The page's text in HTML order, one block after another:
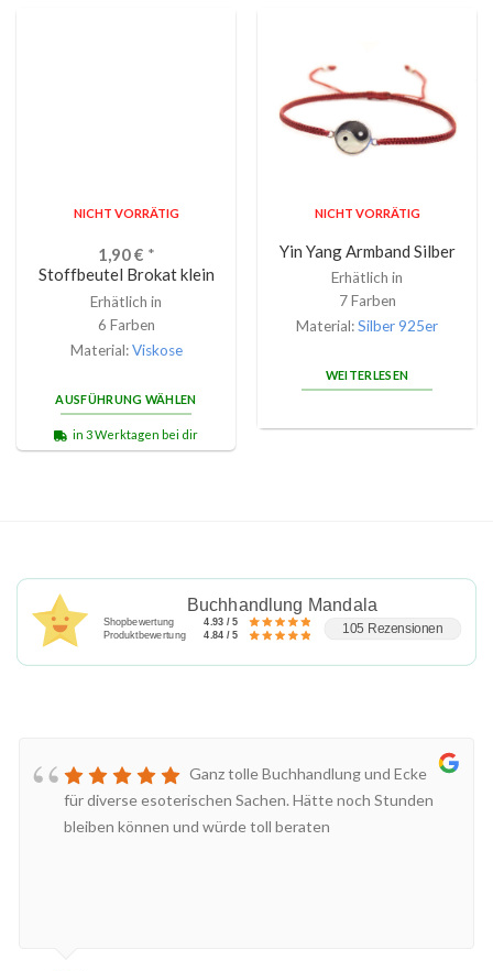
NICHT VORRÄTIG
1,90€ *
Stoffbeutel Brokat klein
Erhätlich in
6 Farben
Material:Viskose
AUSFÜHRUNG WÄHLEN
in 3 Werktagen bei dir
NICHT VORRÄTIG
Yin Yang Armband Silber
Erhätlich in
7 Farben
Material:Silber 925er
WEITERLESEN
Buchhandlung Mandala
Shopbewertung
4.93 / 5
Produktbewertung
4.84 / 5 105 Rezensionen
Ganz tolle Buchhandlung und Ecke
für diverse esoterischen Sachen. Hätte noch Stunden
bleiben können und würde toll beraten